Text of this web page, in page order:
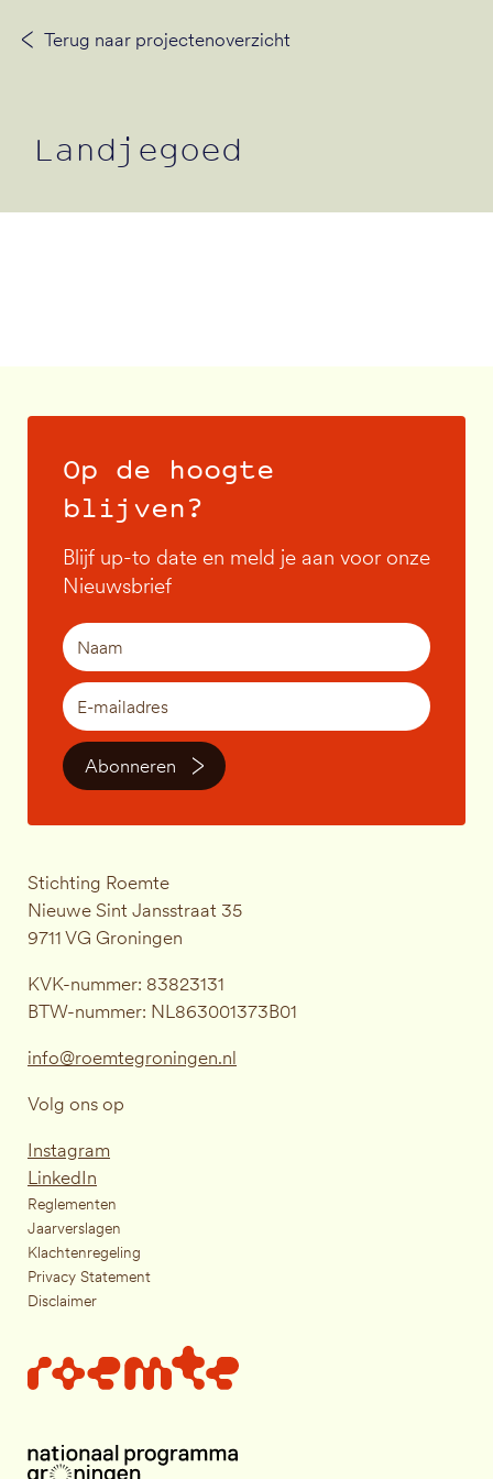
Neem contact op
Terug naar projectenoverzicht
Landjegoed
Op de hoogte
blijven?
Blijf up-to date en meld je aan voor onze
Nieuwsbrief
Abonneren
Stichting Roemte
Nieuwe Sint Jansstraat 35
9711 VG Groningen
KVK-nummer: 83823131
BTW-nummer: NL863001373B01
info@roemtegroningen.nl
Volg ons op
Instagram
LinkedIn
Reglementen
Jaarverslagen
Klachtenregeling
Privacy Statement
Disclaimer